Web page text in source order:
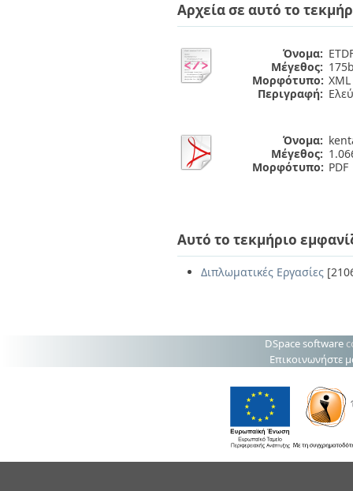
Αρχεία σε αυτό το
Όνομα:
Μέγεθος:
Μορφότυπο: XML
Περιγραφή:
Όνομα:
Μέγεθος:
Μορφότυπο: PDF
Αυτό το τεκμήριο
Διπλωματικές Εργασίες
DSpace software
Επικοινωνήστε